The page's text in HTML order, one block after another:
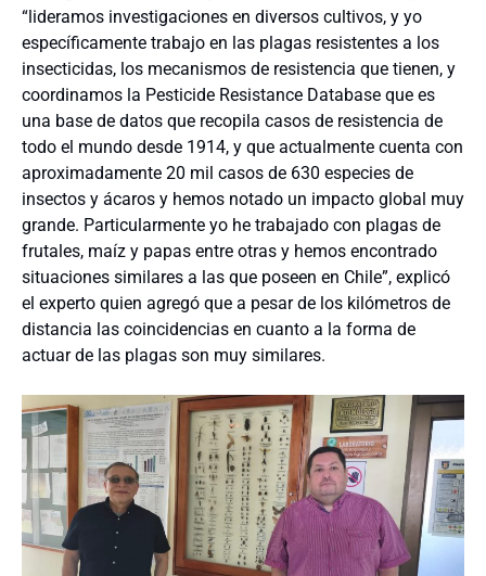
“lideramos investigaciones en diversos cultivos, y yo
específicamente trabajo en las plagas resistentes a los
insecticidas, los mecanismos de resistencia que tienen, y
coordinamos la Pesticide Resistance Database que es
una base de datos que recopila casos de resistencia de
todo el mundo desde 1914, y que actualmente cuenta con
aproximadamente 20 mil casos de 630 especies de
insectos y ácaros y hemos notado un impacto global muy
grande. Particularmente yo he trabajado con plagas de
frutales, maíz y papas entre otras y hemos encontrado
situaciones similares a las que poseen en Chile”, explicó
el experto quien agregó que a pesar de los kilómetros de
distancia las coincidencias en cuanto a la forma de
actuar de las plagas son muy similares.